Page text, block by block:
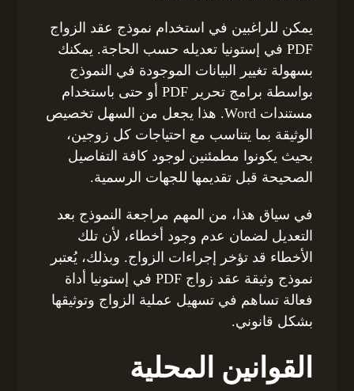
يمكن للراغبين في استخدام نموذج عقد الزواج
PDF في إستونيا تعديله حسب الحاجة. يمكنك
بسهولة تغيير البيانات الموجودة في النموذج
بواسطة برامج تحرير PDF أو حتى باستخدام
مستندات Word. هذا يجعل من السهل تخصيص
الوثيقة بما يتناسب مع احتياجات كل زوجين،
بحيث يكونوا مطمئنين لوجود كافة التفاصيل
الصحيحة قبل تقديمها للجهات الرسمية.
في سياق هذا، من المهم مراجعة النموذج بعد
التعديل لضمان عدم وجود أخطاء، لأن تلك
الأخطاء قد تؤخر إجراءات الزواج. وبذلك، يُعتبر
نموذج وثيقة عقد زواج PDF في إستونيا أداة
فعالة تساهم في تسهيل عملية الزواج وتوثيقها
بشكل قانوني.
القوانين المحلية